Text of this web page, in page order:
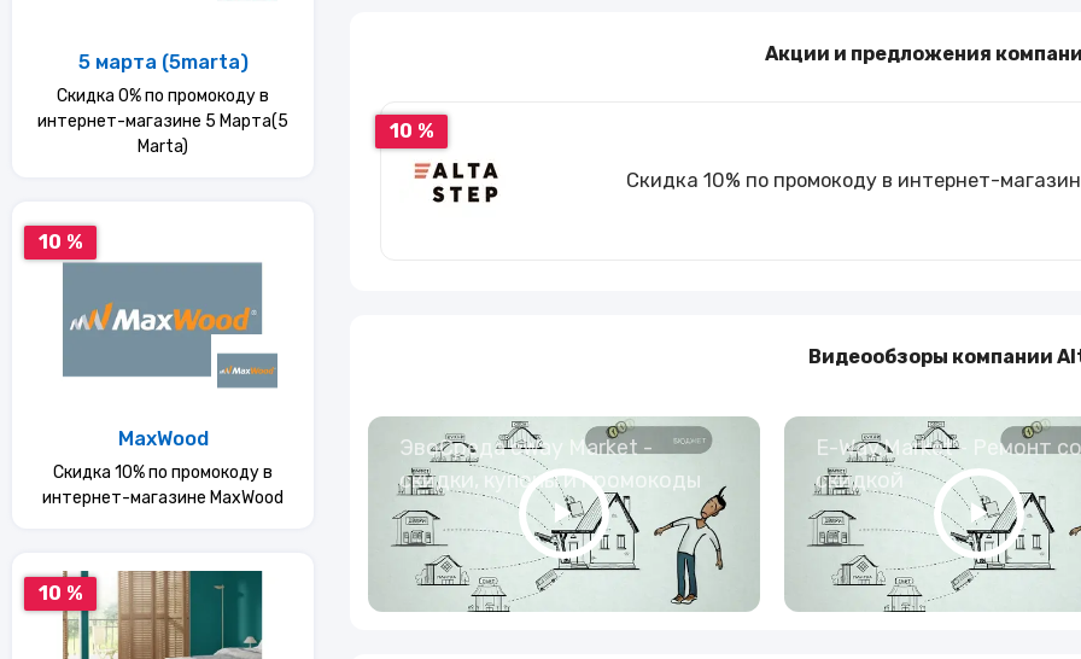
Красота и здоровье
Акции и предложения
10 %
Скидка 10% по промокоду в интернет-
Видеообзоры компании
ЭвоСреда eWay Market -
скидки, купоны и промокоды
E-Way.Market - Ремонт со
скидкой
5 марта (5marta)
Скидка 0% по промокоду в
интернет-магазине 5 Марта(5
Marta)
10 %
MaxWood
Скидка 10% по промокоду в
интернет-магазине MaxWood
10 %